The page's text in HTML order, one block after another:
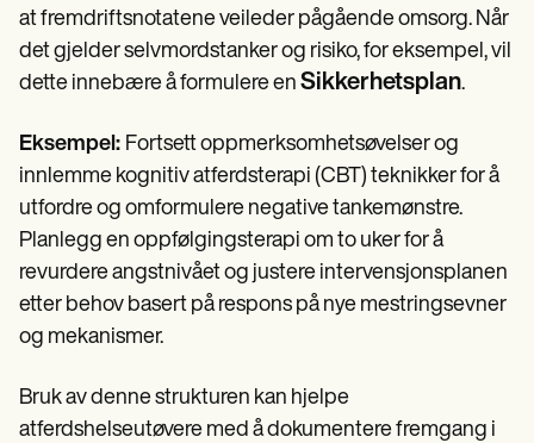
at fremdriftsnotatene veileder pågående omsorg. Når
det gjelder selvmordstanker og risiko, for eksempel, vil
dette innebære å formulere en Sikkerhetsplan.
Eksempel: Fortsett oppmerksomhetsøvelser og
innlemme kognitiv atferdsterapi (CBT) teknikker for å
utfordre og omformulere negative tankemønstre.
Planlegg en oppfølgingsterapi om to uker for å
revurdere angstnivået og justere intervensjonsplanen
etter behov basert på respons på nye mestringsevner
og mekanismer.
Bruk av denne strukturen kan hjelpe
atferdshelseutøvere med å dokumentere fremgang i